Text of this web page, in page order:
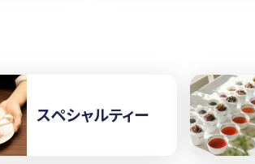
スペシャルティー